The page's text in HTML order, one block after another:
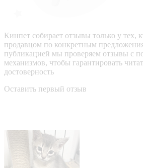
Кинпет собирает отзывы только у тех,
продавцом по конкретным
публикацией мы проверяем отзывы с
механизмов, чтобы гарантировать
достоверность
Оставить первый отзыв